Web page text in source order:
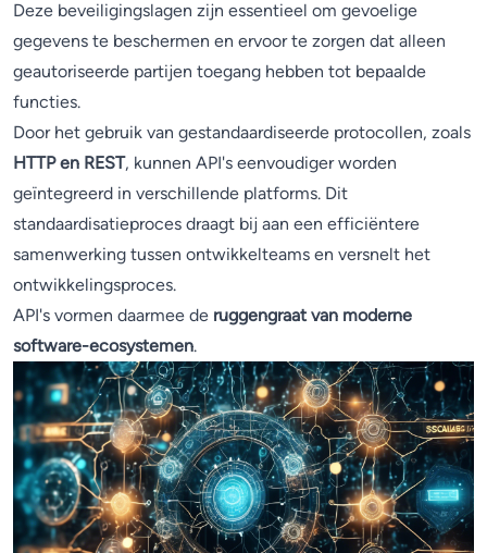
Deze beveiligingslagen zijn essentieel om gevoelige
gegevens te beschermen en ervoor te zorgen dat alleen
geautoriseerde partijen toegang hebben tot bepaalde
functies.
Door het gebruik van gestandaardiseerde protocollen, zoals
HTTP en REST, kunnen API's eenvoudiger worden
geïntegreerd in verschillende platforms. Dit
standaardisatieproces draagt bij aan een efficiëntere
samenwerking tussen ontwikkelteams en versnelt het
ontwikkelingsproces.
API's vormen daarmee de ruggengraat van moderne
software-ecosystemen.